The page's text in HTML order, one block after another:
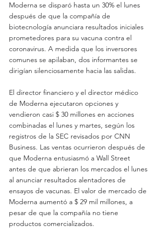
Moderna se disparó hasta un 30% el lunes
después de que la compañía de
biotecnología anunciara resultados iniciales
prometedores para su vacuna contra el
coronavirus. A medida que los inversores
comunes se apilaban, dos informantes se
dirigían silenciosamente hacia las salidas.
El director financiero y el director médico
de Moderna ejecutaron opciones y
vendieron casi $ 30 millones en acciones
combinadas el lunes y martes, según los
registros de la SEC revisados por CNN
Business. Las ventas ocurrieron después de
que Moderna entusiasmó a Wall Street
antes de que abrieran los mercados el lunes
al anunciar resultados alentadores de
ensayos de vacunas. El valor de mercado de
Moderna aumentó a $ 29 mil millones, a
pesar de que la compañía no tiene
productos comercializados.